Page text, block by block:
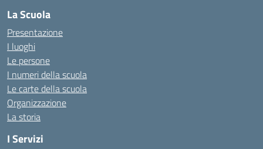
La Scuola
Presentazione
I luoghi
Le persone
I numeri della scuola
Le carte della scuola
Organizzazione
La storia
I Servizi